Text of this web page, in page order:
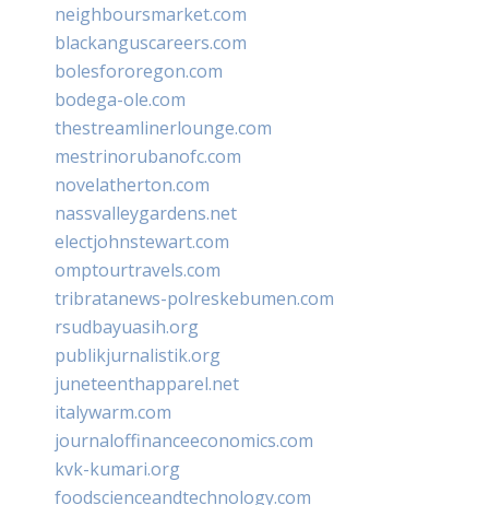
neighboursmarket.com
blackanguscareers.com
bolesfororegon.com
bodega-ole.com
thestreamlinerlounge.com
mestrinorubanofc.com
novelatherton.com
nassvalleygardens.net
electjohnstewart.com
omptourtravels.com
tribratanews-polreskebumen.com
rsudbayuasih.org
publikjurnalistik.org
juneteenthapparel.net
italywarm.com
journaloffinanceeconomics.com
kvk-kumari.org
foodscienceandtechnology.com